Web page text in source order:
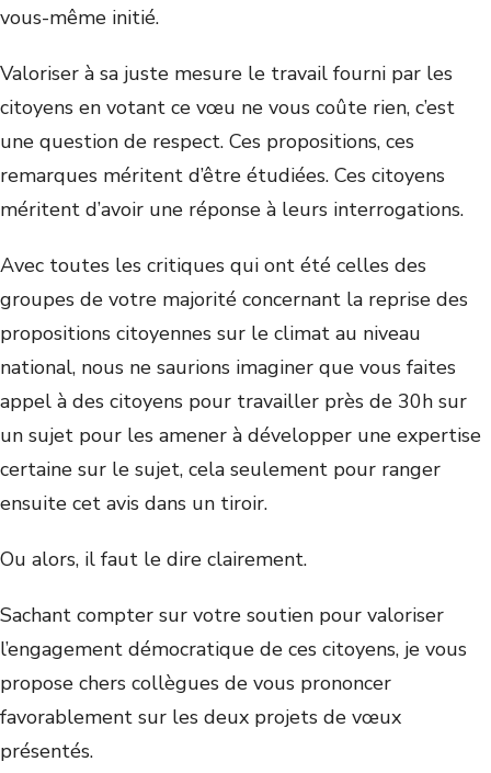
vous-même initié.
Valoriser à sa juste mesure le travail fourni par les
citoyens en votant ce vœu ne vous coûte rien, c’est
une question de respect. Ces propositions, ces
remarques méritent d’être étudiées. Ces citoyens
méritent d’avoir une réponse à leurs interrogations.
Avec toutes les critiques qui ont été celles des
groupes de votre majorité concernant la reprise des
propositions citoyennes sur le climat au niveau
national, nous ne saurions imaginer que vous faites
appel à des citoyens pour travailler près de 30h sur
un sujet pour les amener à développer une expertise
certaine sur le sujet, cela seulement pour ranger
ensuite cet avis dans un tiroir.
Ou alors, il faut le dire clairement.
Sachant compter sur votre soutien pour valoriser
l’engagement démocratique de ces citoyens, je vous
propose chers collègues de vous prononcer
favorablement sur les deux projets de vœux
présentés.